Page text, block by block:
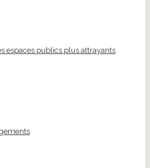
espaces publics plus attrayants